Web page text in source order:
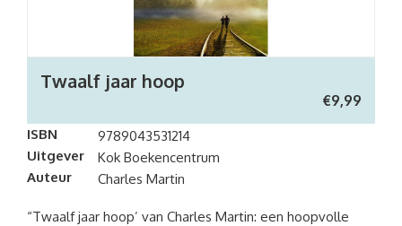
Twaalf jaar hoop
€9,99
ISBN
9789043531214
Uitgever
Kok Boekencentrum
Auteur
Charles Martin
“Twaalf jaar hoop’ van Charles Martin: een hoopvolle